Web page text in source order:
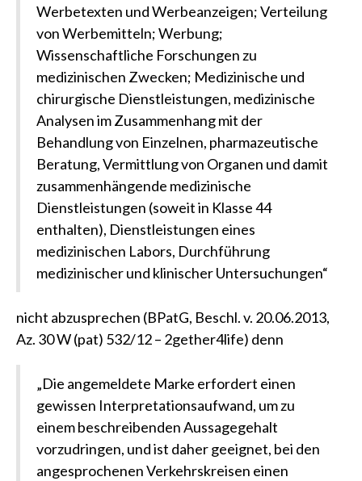
Werbetexten und Werbeanzeigen; Verteilung
von Werbemitteln; Werbung;
Wissenschaftliche Forschungen zu
medizinischen Zwecken; Medizinische und
chirurgische Dienstleistungen, medizinische
Analysen im Zusammenhang mit der
Behandlung von Einzelnen, pharmazeutische
Beratung, Vermittlung von Organen und damit
zusammenhängende medizinische
Dienstleistungen (soweit in Klasse 44
enthalten), Dienstleistungen eines
medizinischen Labors, Durchführung
medizinischer und klinischer Untersuchungen“
nicht abzusprechen (BPatG, Beschl. v. 20.06.2013,
Az. 30 W (pat) 532/12 – 2gether4life) denn
„Die angemeldete Marke erfordert einen
gewissen Interpretationsaufwand, um zu
einem beschreibenden Aussagegehalt
vorzudringen, und ist daher geeignet, bei den
angesprochenen Verkehrskreisen einen